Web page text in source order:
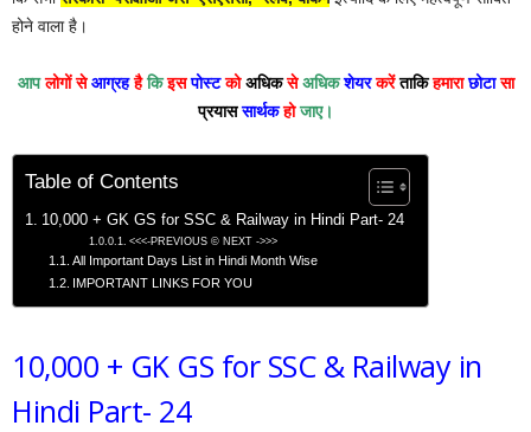
होने वाला है।
आपलोगों सेआग्रहहैकिइसपोस्टकोअधिकसेअधिक शेयरकरेंताकिहमाराछोटासा
प्रयास सार्थकहोजाए।
Table of Contents
10,000 + GK GS for SSC & Railway in Hindi Part- 24
<<<-PREVIOUS © NEXT ->>>
All Important Days List in Hindi Month Wise
IMPORTANT LINKS FOR YOU
10,000 + GK GS for SSC & Railway in
Hindi Part- 24